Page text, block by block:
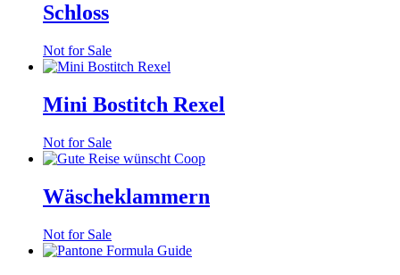
Schloss
Not for Sale
Mini Bostitch Rexel
Not for Sale
Wäscheklammern
Not for Sale